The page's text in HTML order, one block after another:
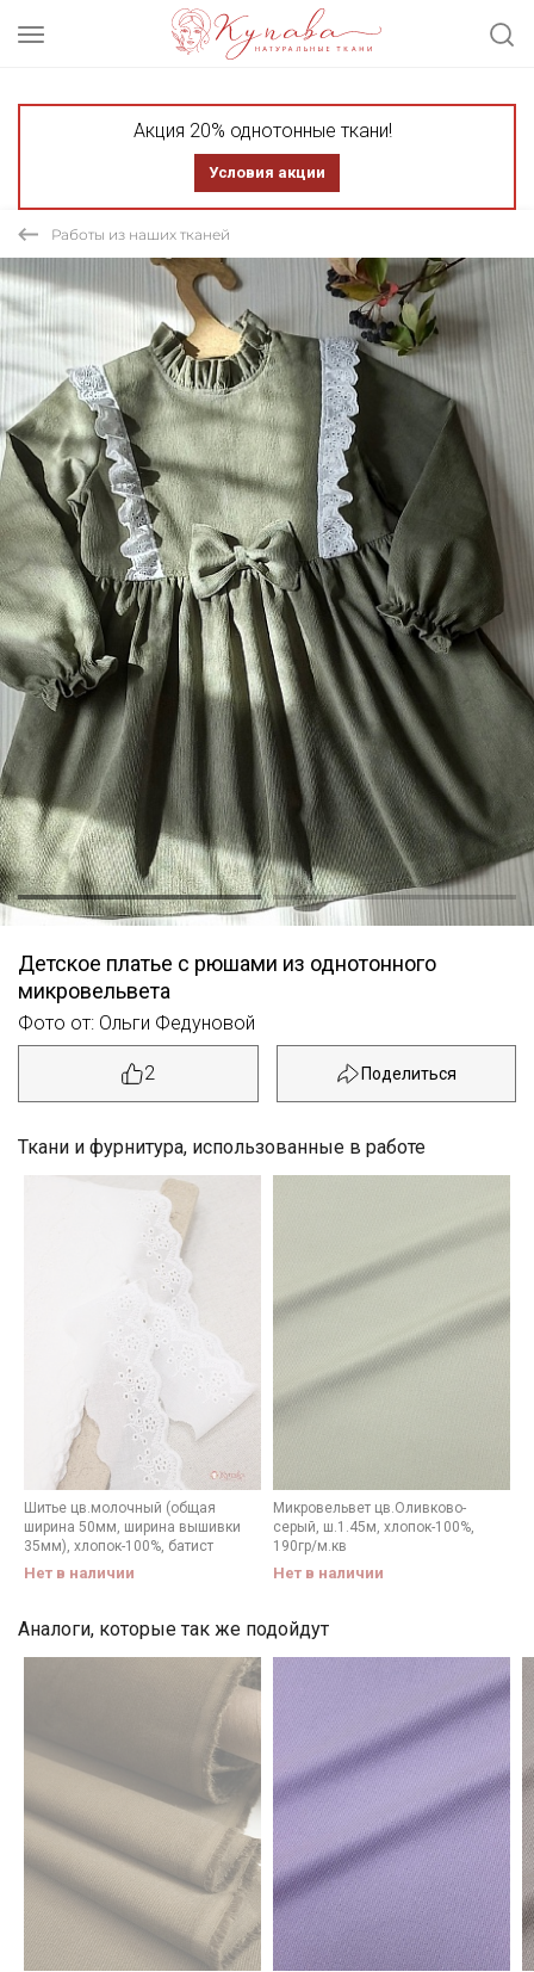
Акция 20% однотонные ткани!
Условия акции
Работы из наших тканей
Детское платье с рюшами из однотонного
микровельвета
Фото от: Ольги Федуновой
2
Ткани и фурнитура, использованные в работе
Шитье цв.молочный (общая
ширина 50мм, ширина вышивки
35мм), хлопок-100%, батист
Нет в наличии
Микровельвет цв.Оливково-
серый, ш.1.45м, хлопок-100%,
190гр/м.кв
Нет в наличии
Аналоги, которые так же подойдут
Секретная рассылка от Купава
Мы публикуем здесь дополнительные
промокоды и скидки до 30% на узкие
Электронная почта
Подписаться
Ознакомлен(а) с
Политикой обработки персональных
данныхи даюСогласие на обработку персональных
данных
Согласие на получение рекламных и
информационных рассылок